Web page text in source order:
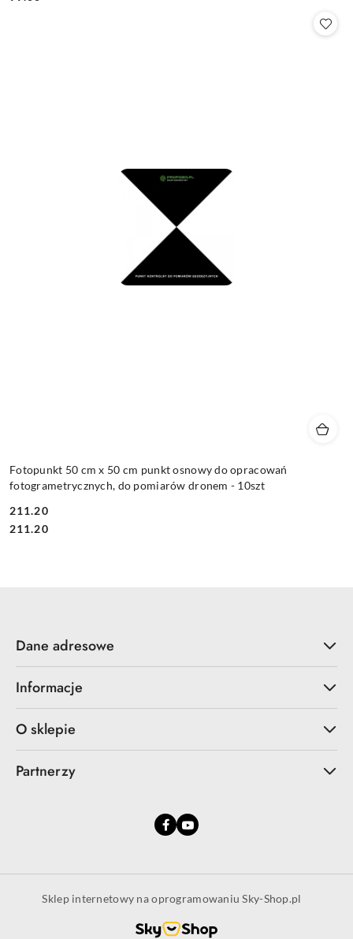
Fotopunkt 50 cm x 50 cm punkt osnowy do opracowań
fotogrametrycznych, do pomiarów dronem - 10szt
Cena:
211.20
Cena:
211.20
Dane adresowe
Informacje
O sklepie
Partnerzy
Sklep internetowy na oprogramowaniu Sky-Shop.pl